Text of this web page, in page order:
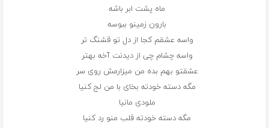
ماه پشت ابر باشه
بارون زمینو ببوسه
واسه عشقم کجا از دل تو قشنگ تر
واسه چشام چی از دیدنت آخه بهتر
عشقتو بهم بده من میزارمش روی سر
مگه دسته خودته بخای با من لج کنیا
ملودی مانیا
مگه دسته خودته قلب منو رد کنیا